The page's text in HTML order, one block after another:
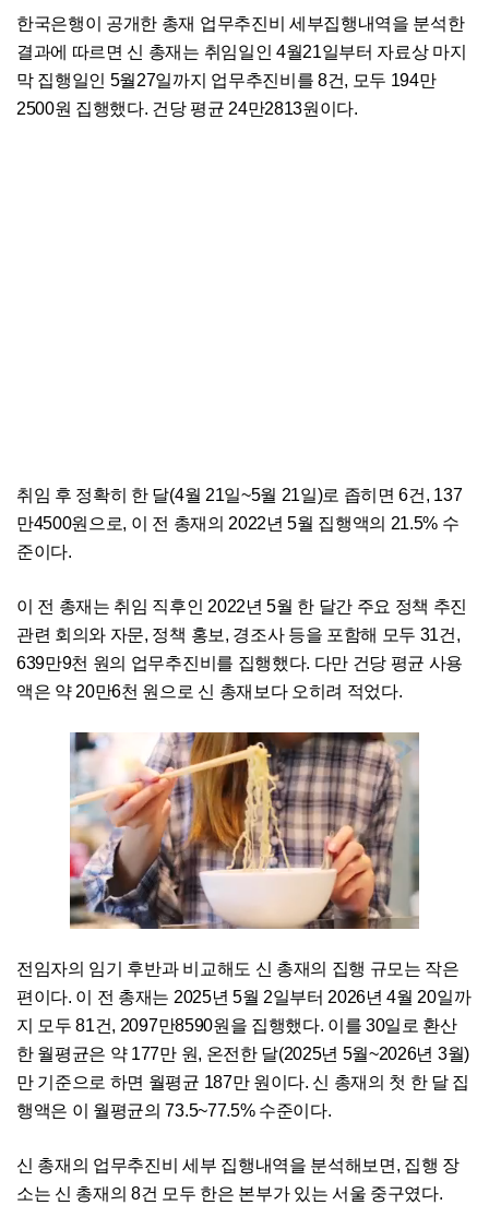
한국은행이 공개한 총재 업무추진비 세부집행내역을 분석한
결과에 따르면 신 총재는 취임일인 4월21일부터 자료상 마지
막 집행일인 5월27일까지 업무추진비를 8건, 모두 194만
2500원 집행했다. 건당 평균 24만2813원이다.
취임 후 정확히 한 달(4월 21일~5월 21일)로 좁히면 6건, 137
만4500원으로, 이 전 총재의 2022년 5월 집행액의 21.5% 수
준이다.
이 전 총재는 취임 직후인 2022년 5월 한 달간 주요 정책 추진
관련 회의와 자문, 정책 홍보, 경조사 등을 포함해 모두 31건,
639만9천 원의 업무추진비를 집행했다. 다만 건당 평균 사용
액은 약 20만6천 원으로 신 총재보다 오히려 적었다.
전임자의 임기 후반과 비교해도 신 총재의 집행 규모는 작은
편이다. 이 전 총재는 2025년 5월 2일부터 2026년 4월 20일까
지 모두 81건, 2097만8590원을 집행했다. 이를 30일로 환산
한 월평균은 약 177만 원, 온전한 달(2025년 5월~2026년 3월)
만 기준으로 하면 월평균 187만 원이다. 신 총재의 첫 한 달 집
행액은 이 월평균의 73.5~77.5% 수준이다.
신 총재의 업무추진비 세부 집행내역을 분석해보면, 집행 장
소는 신 총재의 8건 모두 한은 본부가 있는 서울 중구였다.